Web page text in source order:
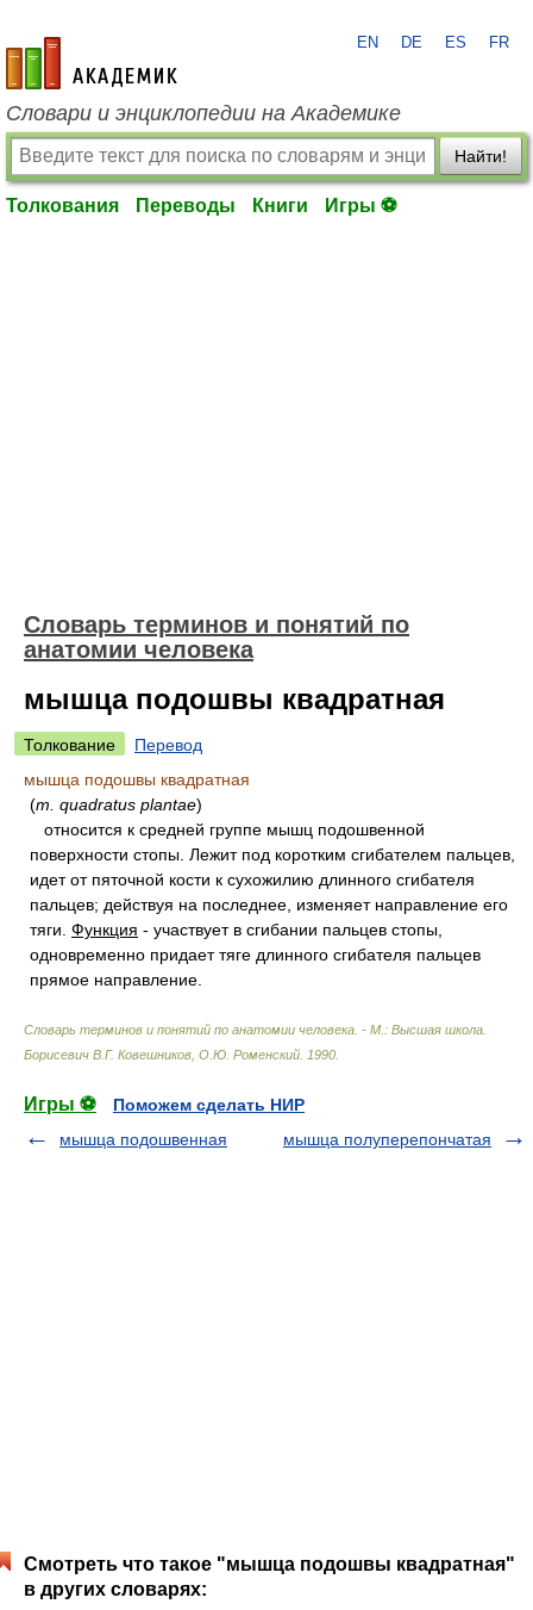
academic.ru
EN DE ES FR
Словари и энциклопедии на Академике
Найти!
Толкования Переводы Книги Игры ⚽
Словарь терминов и понятий по
анатомии человека
мышца подошвы квадратная
Толкование
Перевод
мышца подошвы квадратная
(m. quadratus plantae)
относится к средней группе мышц подошвенной
поверхности стопы. Лежит под коротким сгибателем пальцев,
идет от пяточной кости к сухожилию длинного сгибателя
пальцев; действуя на последнее, изменяет направление его
тяги. Функция - участвует в сгибании пальцев стопы,
одновременно придает тяге длинного сгибателя пальцев
прямое направление.
Словарь терминов и понятий по анатомии человека. - М.: Высшая школа
Борисевич В.Г. Ковешников, О.Ю. Роменский 1990
Игры ⚽
Поможем сделать НИР
мышца подошвенная
мышца полуперепончатая
Смотреть что такое "мышца подошвы квадратная"
в других словарях: